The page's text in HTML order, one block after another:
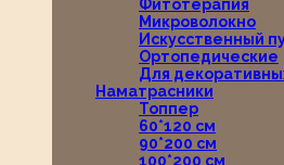
Фитотерапия
Микроволокно
Искусственный
Ортопедические
Для
Наматрасники
Топпер
60*120 см
90*200 см
100*200 см